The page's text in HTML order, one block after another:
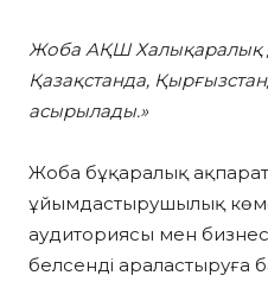
Жоба АҚШ Халықаралық
Қазақстанда,
асырылады.»
Жоба бұқаралық
ұйымдастырушылық
аудиториясы мен
белсенді араластыруға